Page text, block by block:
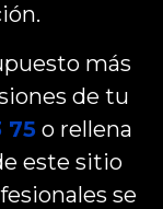
más
de tu
75 o rellena
este sitio
se